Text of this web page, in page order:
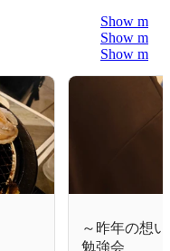
Show more
Show more
Show more
～昨年の想
勉強会